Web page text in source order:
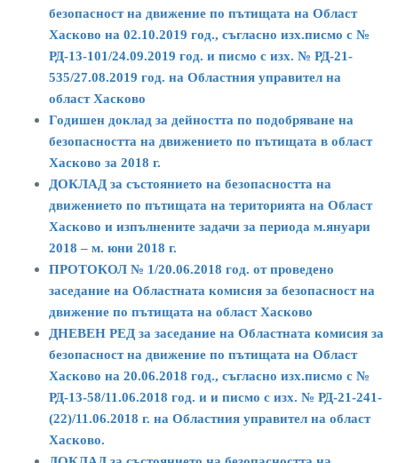
безопасност на движение по пътищата на Област
Хасково на 02.10.2019 год., съгласно изх.писмо с №
РД-13-101/24.09.2019 год. и писмо с изх. № РД-21-
535/27.08.2019 год. на Областния управител на
област Хасково
Годишен доклад за дейността по подобряване на
безопасността на движението по пътищата в област
Хасково за 2018 г.
ДОКЛАД за състоянието на безопасността на
движението по пътищата на територията на Област
Хасково и изпълнените задачи за периода м.януари
2018 – м. юни 2018 г.
ПРОТОКОЛ № 1/20.06.2018 год. от проведено
заседание на Областната комисия за безопасност на
движение по пътищата на област Хасково
ДНЕВЕН РЕД за заседание на Областната комисия за
безопасност на движение по пътищата на Област
Хасково на 20.06.2018 год., съгласно изх.писмо с №
РД-13-58/11.06.2018 год. и и писмо с изх. № РД-21-241-
(22)/11.06.2018 г. на Областния управител на област
Хасково.